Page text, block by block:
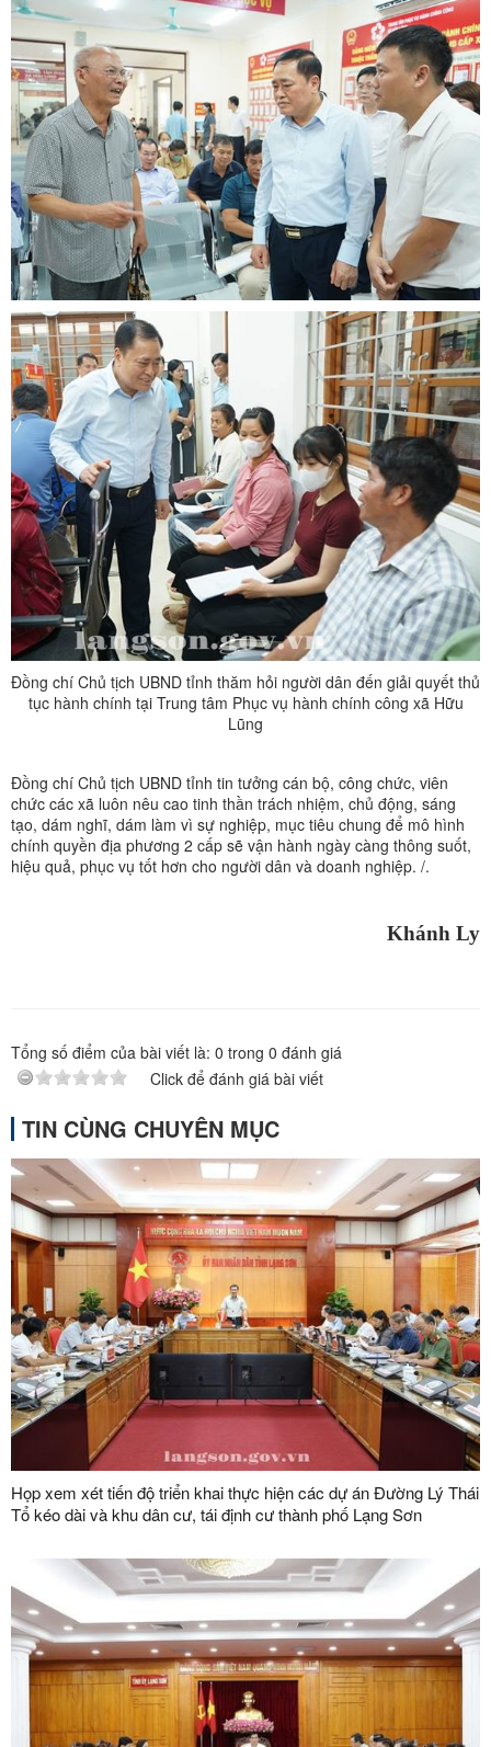
Đồng chí Chủ tịch UBND tỉnh thăm hỏi người dân đến giải quyết thủ
tục hành chính tại Trung tâm Phục vụ hành chính công xã Hữu
Lũng
Đồng chí Chủ tịch UBND tỉnh tin tưởng cán bộ, công chức, viên
chức các xã luôn nêu cao tinh thần trách nhiệm, chủ động, sáng
tạo, dám nghĩ, dám làm vì sự nghiệp, mục tiêu chung để mô hình
chính quyền địa phương 2 cấp sẽ vận hành ngày càng thông suốt,
hiệu quả, phục vụ tốt hơn cho người dân và doanh nghiệp. /.
Khánh Ly
Tổng số điểm của bài viết là: 0 trong 0 đánh giá
Click để đánh giá bài viết
TIN CÙNG CHUYÊN MỤC
Họp xem xét tiến độ triển khai thực hiện các dự án Đường Lý Thái
Tổ kéo dài và khu dân cư, tái định cư thành phố Lạng Sơn